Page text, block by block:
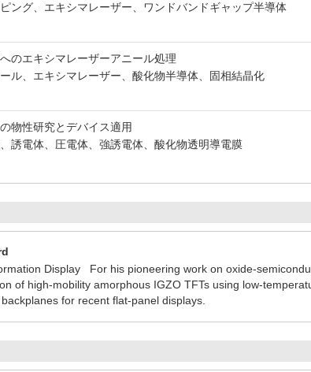
ング、エキシマレーザー、ワンドバンドギャップ半導体
のエキシマレーザーアニール処理
ル、エキシマレーザー、酸化物半導体、固相結晶化
物性研究とデバイス適用
誘電体、圧電体、強誘電体、酸化物透明導電膜
Display For his pioneering work on oxide-
of high-mobility amorphous IGZO TFTs using low-
for recent flat-panel displays.